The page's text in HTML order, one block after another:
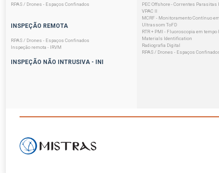
RPAS / Drones - Espaços Confinados
INSPEÇÃO REMOTA
RPAS / Drones - Espaços Confinados
Inspeção remota - IRVM
INSPEÇÃO NÃO INTRUSIVA - INI
PEC Offshore - Correntes Parasitas
VPAC II
MCRF - Monitoramento Contínuo
Ultrassom ToFD
RTR + PMI - Fluoroscopia em tempo
Materials Identification
Radiografia Digital
RPAS / Drones - Espaços